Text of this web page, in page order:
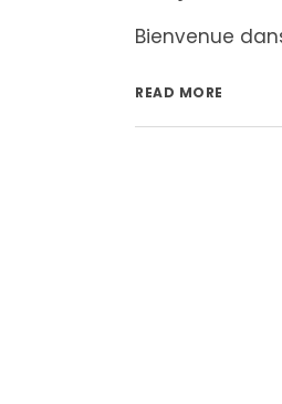
Bienvenue
READ MORE